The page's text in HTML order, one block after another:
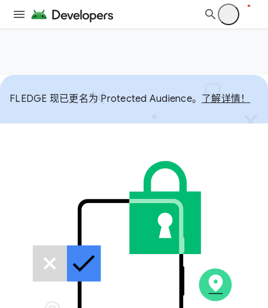
FLEDGE 现已更名为 Protected Audience。 了解详情！